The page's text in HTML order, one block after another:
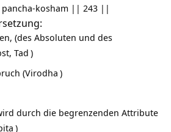
pancha-kosham || 243 ||
(des Absoluten und des
Tad )
(Virodha )
durch die begrenzenden Attribute
)